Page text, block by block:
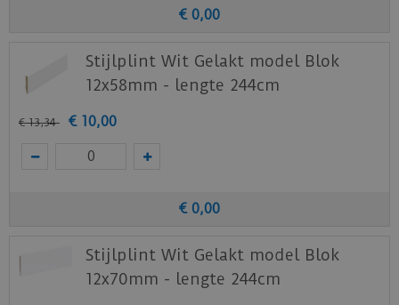
Benieuwd hoe deze nieuwe vloer eruit ziet bij je
een staal op van deze vloer bij Quick-
€ 0,00
Stijlplint Wit Gelakt model Blok
12x58mm - lengte 244cm
€ 13,34 € 10,00
€ 0,00
Stijlplint Wit Gelakt model Blok
12x70mm - lengte 244cm